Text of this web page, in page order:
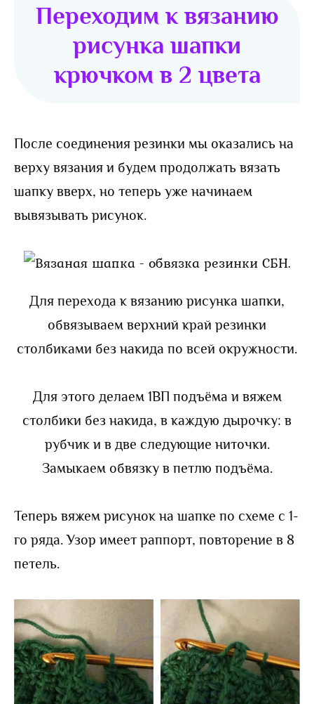
Переходим к вязанию
рисунка шапки
крючком в 2 цвета
После соединения резинки мы оказались на
верху вязания и будем продолжать вязать
шапку вверх, но теперь уже начинаем
вывязывать рисунок.
Для перехода к вязанию рисунка шапки,
обвязываем верхний край резинки
столбиками без накида по всей окружности.
Для этого делаем 1ВП подъёма и вяжем
столбики без накида, в каждую дырочку: в
рубчик и в две следующие ниточки.
Замыкаем обвязку в петлю подъёма.
Теперь вяжем рисунок на шапке по схеме с 1-
го ряда. Узор имеет раппорт, повторение в 8
петель.